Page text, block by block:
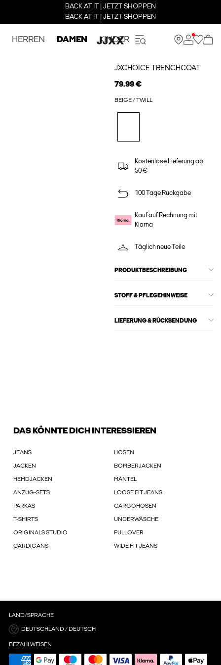
BACK AT IT | JETZT SHOPPEN
BACK AT IT | JETZT SHOPPEN
HERREN DAMEN KINDER
JXCHOICE TRENCHCOAT
79.99 €
BEIGE / TWILL
Kostenlose Lieferung ab
50 €
100 Tage Rückgabe
Kauf auf Rechnung mit
Klarna
Täglich neue Teile
PRODUKTBESCHREIBUNG
STOFF & PFLEGEHINWEISE
LIEFERUNG & RÜCKSENDUNG
DAS KÖNNTE DICH INTERESSIEREN
JEANS HOSEN
JACKEN BOMBERJACKEN
HEMDJACKEN MÄNTEL
ANZUG-SETS LOOSE FIT JEANS
PARKAS CARGOHOSEN
T-SHIRTS UNDERWÄSCHE
ORIGINALS STUDIO PULLOVER
CARDIGANS WIDE FIT JEANS
LAND/SPRACHE
DEUTSCHLAND / DEUTSCH
BEZAHLWEISEN